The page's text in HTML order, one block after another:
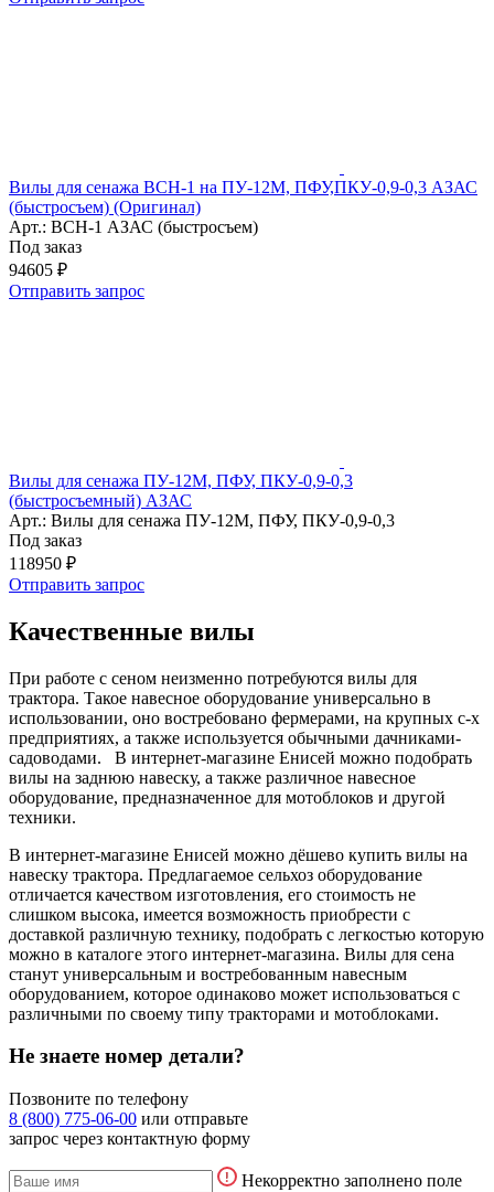
Вилы для сенажа ВСН-1 на ПУ-12М, ПФУ,ПКУ-0,9-0,3 АЗАС
(быстросъем) (Оригинал)
Арт.: ВСН-1 АЗАС (быстросъем)
Под заказ
94605 ₽
Отправить запрос
Вилы для сенажа ПУ-12М, ПФУ, ПКУ-0,9-0,3
(быстросъемный) АЗАС
Арт.: Вилы для сенажа ПУ-12М, ПФУ, ПКУ-0,9-0,3
Под заказ
118950 ₽
Отправить запрос
Качественные вилы
При работе с сеном неизменно потребуются вилы для
трактора. Такое навесное оборудование универсально в
использовании, оно востребовано фермерами, на крупных с-х
предприятиях, а также используется обычными дачниками-
садоводами. В интернет-магазине Енисей можно подобрать
вилы на заднюю навеску, а также различное навесное
оборудование, предназначенное для мотоблоков и другой
техники.
В интернет-магазине Енисей можно дёшево купить вилы на
навеску трактора. Предлагаемое сельхоз оборудование
отличается качеством изготовления, его стоимость не
слишком высока, имеется возможность приобрести с
доставкой различную технику, подобрать с легкостью которую
можно в каталоге этого интернет-магазина. Вилы для сена
станут универсальным и востребованным навесным
оборудованием, которое одинаково может использоваться с
различными по своему типу тракторами и мотоблоками.
Не знаете номер детали?
Позвоните по телефону
8 (800) 775-06-00 или отправьте
запрос через контактную форму
Некорректно заполнено поле